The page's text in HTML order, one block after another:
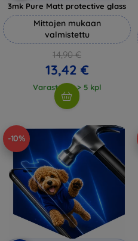
3mk Pure Matt protective glass
Mittojen mukaan
valmistettu
14,90 €
13,42 €
Varastossa > 5 kpl
-10%